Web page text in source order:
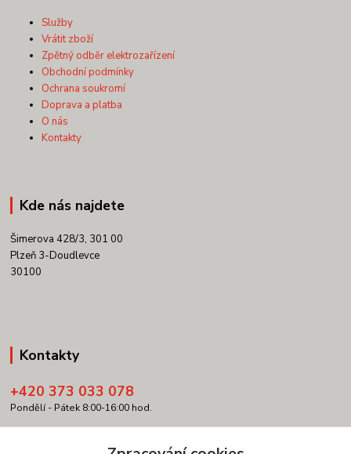
Služby
Vrátit zboží
Zpětný odběr elektrozařízení
Obchodní podmínky
Ochrana soukromí
Doprava a platba
O nás
Kontakty
Kde nás najdete
Šimerova 428/3, 301 00
Plzeň 3-Doudlevce
30100
Kontakty
+420 373 033 078
Pondělí - Pátek 8:00-16:00 hod.